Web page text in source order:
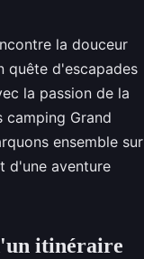
la douceur
quête d'escapades
la passion de la
Grand
ensemble sur
d'une aventure
itinéraire